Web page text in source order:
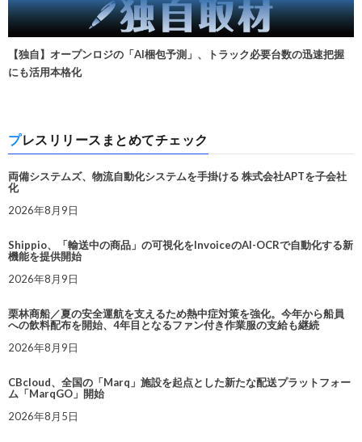
【独自】オープンロジの「AI梱包予測」、トラック必要台数の迅速把握
にも活用本格化
プレスリリースまとめてチェック
両備システムズ、物流自動化システムを手掛ける 株式会社APTを子会社
化
2026年8月9日
Shippio、「輸送中の商品」の可視化をInvoiceのAI-OCRで自動化する新
機能を提供開始
2026年8月9日
栗林商船／夏の安全運航を支えるため熱中症対策を強化。今年から船員
への飲料配布を開始、4年目となるファン付き作業服の支給も継続
2026年8月9日
CBcloud、全国の「Marq」施設を起点とした新たな配送プラットフォー
ム「MarqGO」開始
2026年8月5日